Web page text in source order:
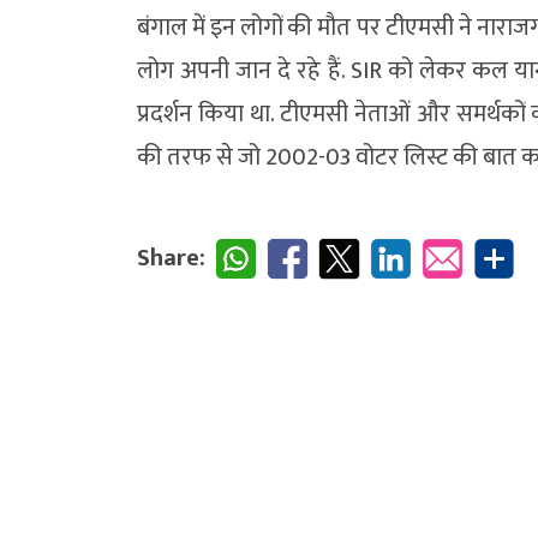
बंगाल में इन लोगों की मौत पर टीएमसी ने
लोग अपनी जान दे रहे हैं. SIR को लेकर कल
प्रदर्शन किया था. टीएमसी नेताओं और
की तरफ से जो 2002-03 वोटर लिस्ट की बात
Share: